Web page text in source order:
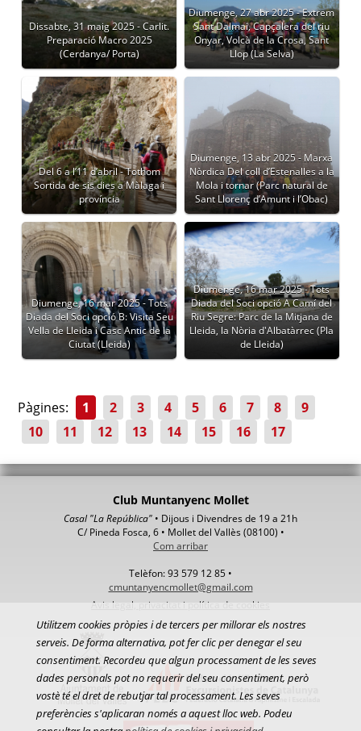
Dissabte, 31 maig 2025 - Carlit.
Preparació Macro 2025
(Cerdanya/ Porta)
Diumenge, 27 abr 2025 - Extrem
Sant Dalmai, Capçalera del riu
Onyar, Volcà de la Crosa, Sant
Llop (La Selva)
Del 6 a l’11 d’abril - Tothom
Sortida de sis dies a Màlaga i
província
Diumenge, 13 abr 2025 - Marxa
Nòrdica Del coll d’Estenalles a la
Mola i tornar (Parc natural de
Sant Llorenç d’Amunt i l’Obac)
Diumenge, 16 mar 2025 - Tots
Diada del Soci opció B: Visita Seu
Vella de Lleida i Casc Antic de la
Ciutat (Lleida)
Diumenge, 16 mar 2025 - Tots
Diada del Soci opció A Camí del
Riu Segre: Parc de la Mitjana de
Lleida, la Nòria d'Albatàrrec (Pla
de Lleida)
Pàgines: 1 2 3 4 5 6 7 8
9
10
11 12 13 14 15 16 17
Club Muntanyenc Mollet
Casal "La República" • Dijous i Divendres de 19 a 21h
C/ Pineda Fosca, 6 • Mollet del Vallès (08100) •
Com arribar
Telèfon: 93 579 12 85 •
cmuntanyencmollet@gmail.com
Avis legal, privacitat i política de cookies
Utilitzem cookies pròpies i de tercers per millorar els nostres
serveis. De forma alternativa, pot fer clic per denegar el seu
consentiment. Recordeu que algun processament de les seves
dades personals pot no requerir del seu consentiment, però
vostè té el dret de rebutjar tal processament. Les seves
preferències s'aplicaran només a aquest lloc web. Podeu